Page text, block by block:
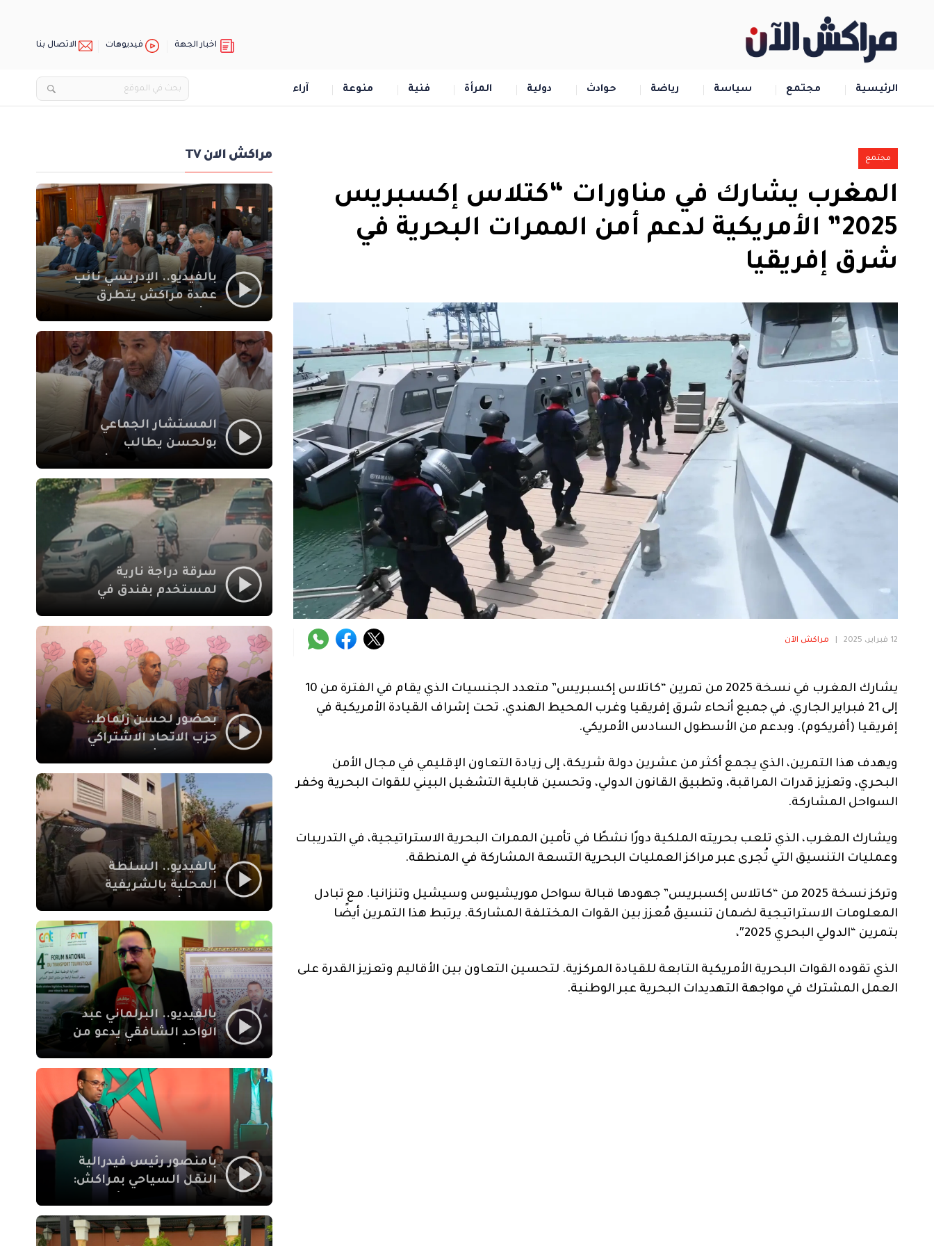
اخبار الجهة فيديوهات الاتصال بنا
الرئيسية مجتمع سياسة رياضة حوادث دولية المرأة فنية منوعة آراء
مجتمع
المغرب يشارك في مناورات “كتلاس إكسبريس
2025” الأمريكية لدعم أمن الممرات البحرية في
شرق إفريقيا
12 فبراير، 2025 مراكش الآن
يشارك المغرب في نسخة 2025 من تمرين “كاتلاس إكسبريس” متعدد الجنسيات الذي يقام في الفترة من 10
إلى 21 فبراير الجاري. في جميع أنحاء شرق إفريقيا وغرب المحيط الهندي. تحت إشراف القيادة الأمريكية في
إفريقيا (أفريكوم). وبدعم من الأسطول السادس الأمريكي.
ويهدف هذا التمرين، الذي يجمع أكثر من عشرين دولة شريكة، إلى زيادة التعاون الإقليمي في مجال الأمن
البحري، وتعزيز قدرات المراقبة، وتطبيق القانون الدولي، وتحسين قابلية التشغيل البيني للقوات البحرية وخفر
السواحل المشاركة.
ويشارك المغرب، الذي تلعب بحريته الملكية دورًا نشطًا في تأمين الممرات البحرية الاستراتيجية، في التدريبات
وعمليات التنسيق التي تُجرى عبر مراكز العمليات البحرية التسعة المشاركة في المنطقة.
وتركز نسخة 2025 من “كاتلاس إكسبريس” جهودها قبالة سواحل موريشيوس وسيشيل وتنزانيا. مع تبادل
المعلومات الاستراتيجية لضمان تنسيق مُعزز بين القوات المختلفة المشاركة. يرتبط هذا التمرين أيضًا
بتمرين “الدولي البحري 2025″،
الذي تقوده القوات البحرية الأمريكية التابعة للقيادة المركزية. لتحسين التعاون بين الأقاليم وتعزيز القدرة على
العمل المشترك في مواجهة التهديدات البحرية عبر الوطنية.
مراكش الان TV
بالفيديو.. الإدريسي نائب
عمدة مراكش يتطرق
الاجتماعي في نقل
المحطة الطرقية إلى
العزوزية
المستشار الجماعي
بولحسن يطالب
أشغال شارع علال
الفاسي بمراكش
سرقة دراجة نارية
لمستخدم بفندق في
بمراكش
بحضور لحسن زلماط..
حزب الاتحاد الاشتراكي
مقراً بمقاطعة سيدي
يوسف بن علي مراكش
بالفيديو.. السلطة
المحلية بالشريفية
بنايات غير قانونية بإقامة
الإيمان
بالفيديو.. البرلماني عبد
الواحد الشافقي يدعو من
النقل السياحي لمواكبة
بامنصور رئيس فيدرالية
النقل السياحي بمراكش:
والاصلاح التشريعي
ركيزتان أساسيتان لكسب